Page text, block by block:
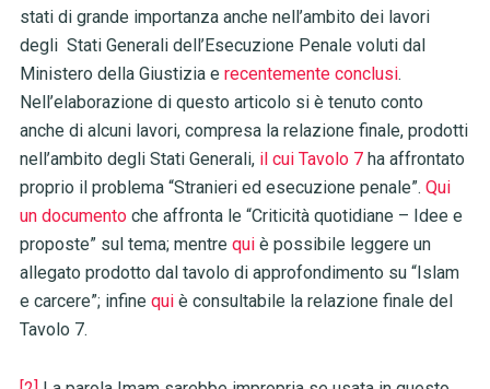
stati di grande importanza anche nell’ambito dei lavori
degli Stati Generali dell’Esecuzione Penale voluti dal
Ministero della Giustizia e recentemente conclusi.
Nell’elaborazione di questo articolo si è tenuto conto
anche di alcuni lavori, compresa la relazione finale, prodotti
nell’ambito degli Stati Generali, il cui Tavolo 7ha affrontato
proprio il problema “Stranieri ed esecuzione penale”. Qui
un documentoche affronta le “Criticità quotidiane – Idee e
proposte” sul tema; mentre quiè possibile leggere un
allegato prodotto dal tavolo di approfondimento su “Islam
e carcere”; infine quiè consultabile la relazione finale del
Tavolo 7.